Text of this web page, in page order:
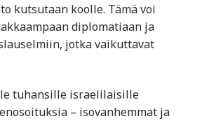
kutsutaan koolle. Tämä voi
diplomatiaan ja
jotka vaikuttavat
tuhansille israelilaisille
– isovanhemmat ja